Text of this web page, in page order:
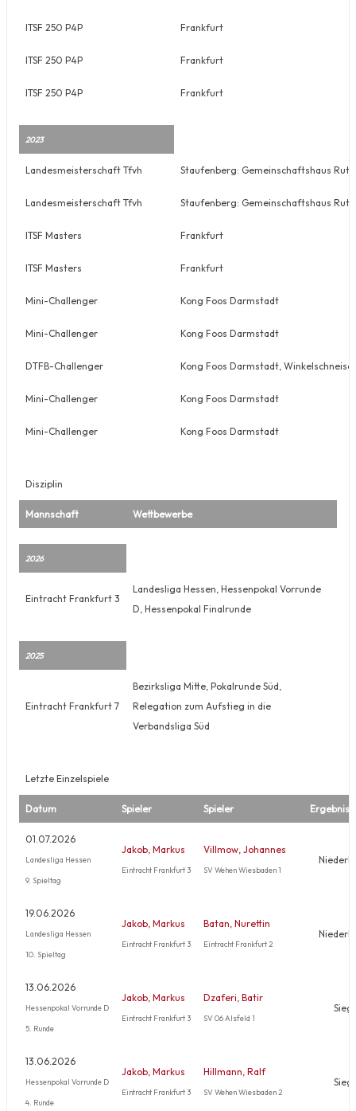
ITSF 250 P4P Frankfurt
ITSF 250 P4P Frankfurt
ITSF 250 P4P Frankfurt
2023
Landesmeisterschaft Tfvh Staufenberg: Gemeinschaftshaus
Landesmeisterschaft Tfvh Staufenberg: Gemeinschaftshaus
ITSF Masters Frankfurt
ITSF Masters Frankfurt
Mini-Challenger Kong Foos Darmstadt
Mini-Challenger Kong Foos Darmstadt
DTFB-Challenger Kong Foos Darmstadt, Winkelschneise
Mini-Challenger Kong Foos Darmstadt
Mini-Challenger Kong Foos Darmstadt
Disziplin
Mannschaft Wettbewerbe
2026
Eintracht Frankfurt 3
Landesliga Hessen, Hessenpokal Vorrunde
D, Hessenpokal Finalrunde
2025
Eintracht Frankfurt 7
Bezirksliga Mitte, Pokalrunde Süd,
Relegation zum Aufstieg in die
Verbandsliga Süd
Letzte Einzelspiele
Datum Spieler Spieler Ergebnis
01.07.2026
Landesliga Hessen
9. Spieltag
Jakob, Markus
Eintracht Frankfurt 3
Villmow, Johannes
SV Wehen Wiesbaden 1
19.06.2026
Landesliga Hessen
10. Spieltag
Jakob, Markus
Eintracht Frankfurt 3
Batan, Nurettin
Eintracht Frankfurt 2
13.06.2026
Hessenpokal Vorrunde D
5. Runde
Jakob, Markus
Eintracht Frankfurt 3
Dzaferi, Batir
SV 06 Alsfeld 1
Sieg
13.06.2026
Hessenpokal Vorrunde D
4. Runde
Jakob, Markus
Eintracht Frankfurt 3
Hillmann, Ralf
SV Wehen Wiesbaden 2
Sieg